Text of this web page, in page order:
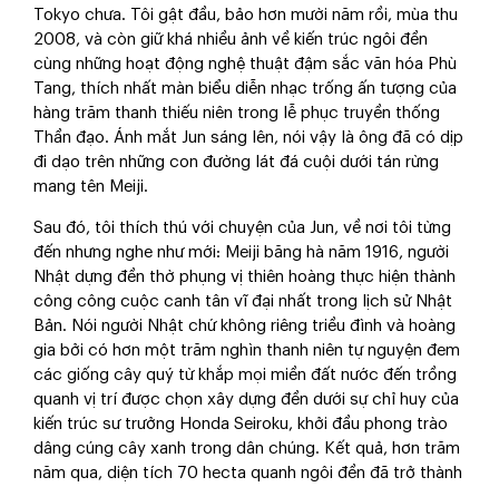
Tokyo chưa. Tôi gật đầu, bảo hơn mười năm rồi, mùa thu
2008, và còn giữ khá nhiều ảnh về kiến trúc ngôi đền
cùng những hoạt động nghệ thuật đậm sắc văn hóa Phù
Tang, thích nhất màn biểu diễn nhạc trống ấn tượng của
hàng trăm thanh thiếu niên trong lễ phục truyền thống
Thần đạo. Ánh mắt Jun sáng lên, nói vậy là ông đã có dịp
đi dạo trên những con đường lát đá cuội dưới tán rừng
mang tên Meiji.
Sau đó, tôi thích thú với chuyện của Jun, về nơi tôi từng
đến nhưng nghe như mới: Meiji băng hà năm 1916, người
Nhật dựng đền thờ phụng vị thiên hoàng thực hiện thành
công công cuộc canh tân vĩ đại nhất trong lịch sử Nhật
Bản. Nói người Nhật chứ không riêng triều đình và hoàng
gia bởi có hơn một trăm nghìn thanh niên tự nguyện đem
các giống cây quý từ khắp mọi miền đất nước đến trồng
quanh vị trí được chọn xây dựng đền dưới sự chỉ huy của
kiến trúc sư trưởng Honda Seiroku, khởi đầu phong trào
dâng cúng cây xanh trong dân chúng. Kết quả, hơn trăm
năm qua, diện tích 70 hecta quanh ngôi đền đã trở thành